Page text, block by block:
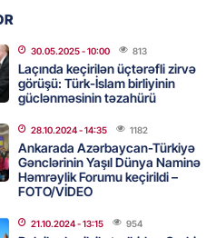
bu silahı verməkdən
var
- 15:00 134
İran millisindən İMTİNA
ölkəni seçdilər
- 14:45
30.05.2025- 10:00 813
Laçında keçirilən üçtərəfli zirvə
görüşü: Türk-İslam birliyinin
güclənməsinin təzahürü
28.10.2024- 14:35 1182
Ankarada Azərbaycan-Türkiyə
Gənclərinin Yaşıl Dünya Naminə
Həmrəylik Forumu keçirildi –
FOTO/VİDEO
21.10.2024- 13:15 954